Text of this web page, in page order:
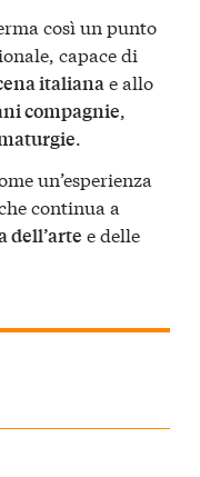
così un punto
capace di
italianae allo
compagnie,
.
un’esperienza
continua a
dell’arte e delle